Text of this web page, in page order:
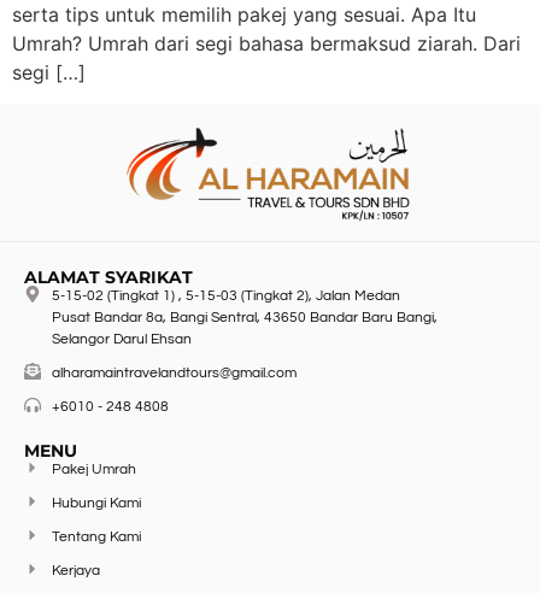
serta tips untuk memilih pakej yang sesuai. Apa Itu
Umrah? Umrah dari segi bahasa bermaksud ziarah. Dari
segi […]
ALAMAT SYARIKAT
5-15-02 (Tingkat 1) , 5-15-03 (Tingkat 2), Jalan Medan
Pusat Bandar 8a, Bangi Sentral, 43650 Bandar Baru Bangi,
Selangor Darul Ehsan
alharamaintravelandtours@gmail.com
+6010 - 248 4808
MENU
Pakej Umrah
Hubungi Kami
Tentang Kami
Kerjaya